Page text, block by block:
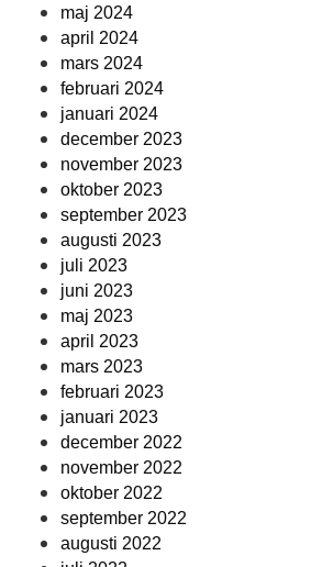
maj 2024
april 2024
mars 2024
februari 2024
januari 2024
december 2023
november 2023
oktober 2023
september 2023
augusti 2023
juli 2023
juni 2023
maj 2023
april 2023
mars 2023
februari 2023
januari 2023
december 2022
november 2022
oktober 2022
september 2022
augusti 2022